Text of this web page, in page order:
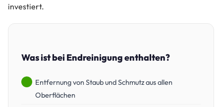
investiert.
Was ist bei Endreinigung enthalten?
Entfernung von Staub und Schmutz aus allen
Oberflächen